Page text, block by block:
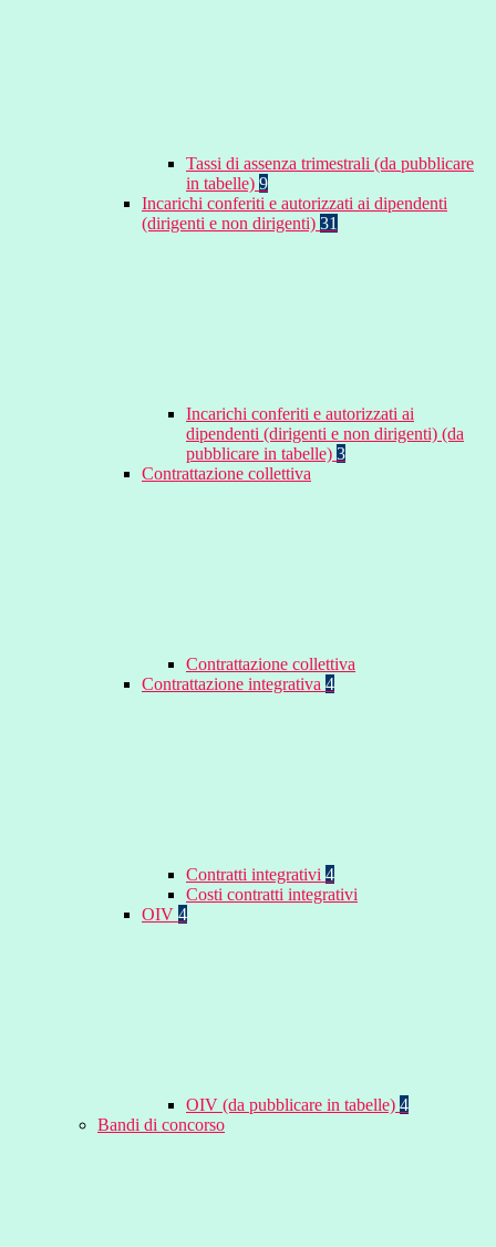
Tassi di assenza trimestrali (da pubblicare
in tabelle) 9
Incarichi conferiti e autorizzati ai dipendenti
(dirigenti e non dirigenti) 31
Incarichi conferiti e autorizzati ai
dipendenti (dirigenti e non dirigenti) (da
pubblicare in tabelle) 3
Contrattazione collettiva
Contrattazione collettiva
Contrattazione integrativa 4
Contratti integrativi 4
Costi contratti integrativi
OIV 4
OIV (da pubblicare in tabelle) 4
Bandi di concorso